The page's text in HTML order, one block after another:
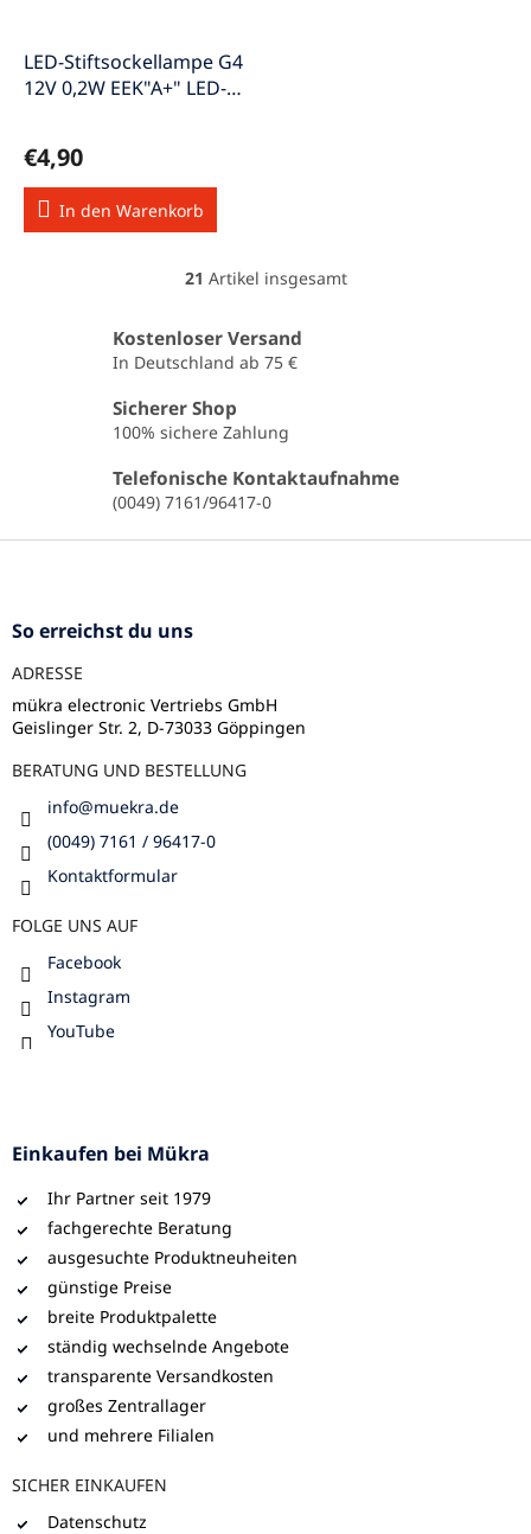
LED-Stiftsockellampe G4
12V 0,2W EEK"A+" LED-
€4,90
In den Warenkorb
S
e
u
e
l
e
m
e
n
s
t
21 Artikel insgesamt
Kostenloser Versand
In Deutschland ab 75 €
Sicherer Shop
100% sichere Zahlung
Telefonische Kontaktaufnahme
(0049) 7161/96417-0
F
So erreichst du uns
ADRESSE
mükra electronic Vertriebs GmbH
Geislinger Str. 2, D-73033 Göppingen
BERATUNG UND BESTELLUNG
info@muekra.de
(0049) 7161 / 96417-0
Kontaktformular
FOLGE UNS AUF
Facebook
Instagram
YouTube
Einkaufen bei Mükra
Ihr Partner seit 1979
fachgerechte Beratung
ausgesuchte Produktneuheiten
günstige Preise
breite Produktpalette
ständig wechselnde Angebote
transparente Versandkosten
großes Zentrallager
und mehrere Filialen
SICHER EINKAUFEN
Datenschutz